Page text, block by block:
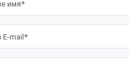
лизинг